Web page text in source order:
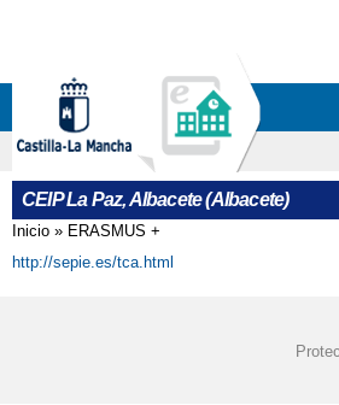
CEIP La Paz, Albacete (Albacete)
Se encuentra usted
Inicio » ERASMUS +
http://sepie.es/tca.html